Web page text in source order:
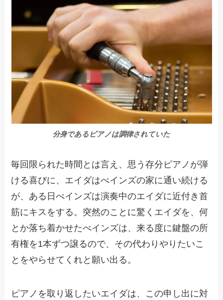
分身であるピアノは調律されていた
毎回限られた時間とは言え、思う存分ピアノが弾
ける喜びに、エイダはべインズの家に通い続ける
が、ある日べインズは演奏中のエイダに近付き首
筋にキスをする。突然のことに驚くエイダを、何
とか落ち着かせたべインズは、来る度に鍵盤の所
有権を1本ずつ譲るので、その代わりやりたいこ
とをやらせてくれと願い出る。
ピアノを取り返したいエイダは、この申し出に対